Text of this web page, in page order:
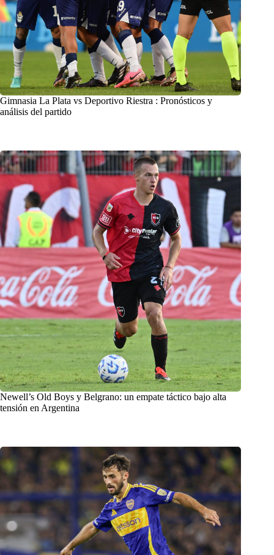
Gimnasia La Plata vs Deportivo Riestra : Pronósticos y
análisis del partido
Newell’s Old Boys y Belgrano: un empate táctico bajo alta
tensión en Argentina